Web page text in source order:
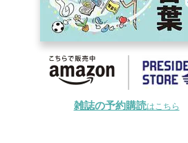
雑誌の予約購読はこちら